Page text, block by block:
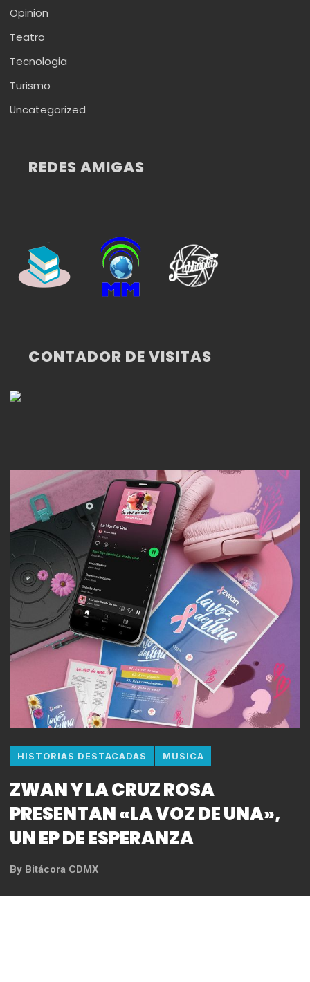
Opinion
Teatro
Tecnologia
Turismo
Uncategorized
REDES AMIGAS
CONTADOR DE VISITAS
HISTORIAS DESTACADAS MUSICA
ZWAN Y LA CRUZ ROSA
PRESENTAN «LA VOZ DE UNA»,
UN EP DE ESPERANZA